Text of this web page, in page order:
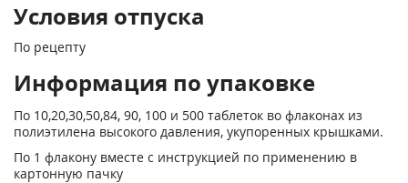
Условия отпуска
По рецепту
Информация по упаковке
По 10,20,30,50,84, 90, 100 и 500 таблеток во флаконах из
полиэтилена высокого давле­ния, укупоренных крышками.
По 1 флакону вместе с инструкцией по применению в
картонную пачку